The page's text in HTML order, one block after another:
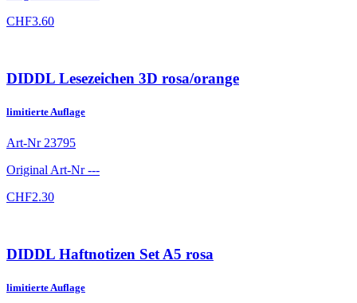
CHF3.60
DIDDL Lesezeichen 3D rosa/orange
limitierte Auflage
Art-Nr 23795
Original Art-Nr---
CHF2.30
DIDDL Haftnotizen Set A5 rosa
limitierte Auflage